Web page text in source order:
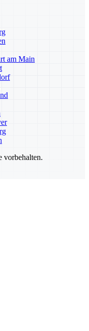
am Main
vorbehalten.